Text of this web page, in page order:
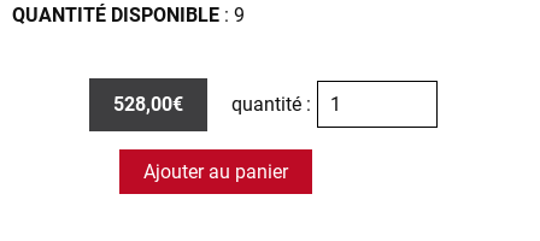
QUANTITÉ DISPONIBLE : 9
528,00€ quantité :
Ajouter au panier